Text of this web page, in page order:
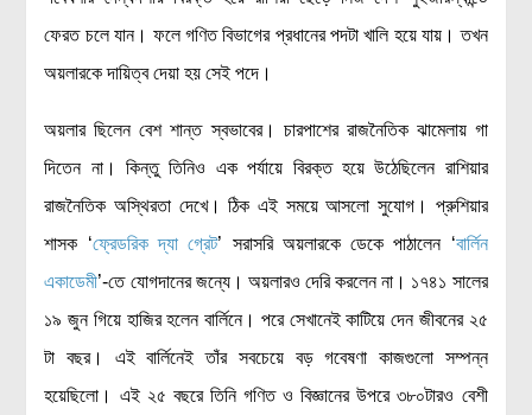
ফেরত চলে যান। ফলে গণিত বিভাগের প্রধানের পদটা খালি হয়ে যায়। তখন
অয়লারকে দায়িত্ব দেয়া হয় সেই পদে।
অয়লার ছিলেন বেশ শান্ত স্বভাবের। চারপাশের রাজনৈতিক ঝামেলায় গা
দিতেন না। কিন্তু তিনিও এক পর্যায়ে বিরক্ত হয়ে উঠেছিলেন রাশিয়ার
রাজনৈতিক অস্থিরতা দেখে। ঠিক এই সময়ে আসলো সুযোগ। প্রুশিয়ার
শাসক ‘ফ্রেডরিক দ্যা গ্রেট’ সরাসরি অয়লারকে ডেকে পাঠালেন ‘বার্লিন
একাডেমী’-তে যোগদানের জন্যে। অয়লারও দেরি করলেন না। ১৭৪১ সালের
১৯ জুন গিয়ে হাজির হলেন বার্লিনে। পরে সেখানেই কাটিয়ে দেন জীবনের ২৫
টা বছর। এই বার্লিনেই তাঁর সবচেয়ে বড় গবেষণা কাজগুলো সম্পন্ন
হয়েছিলো। এই ২৫ বছরে তিনি গণিত ও বিজ্ঞানের উপরে ৩৮০টারও বেশী